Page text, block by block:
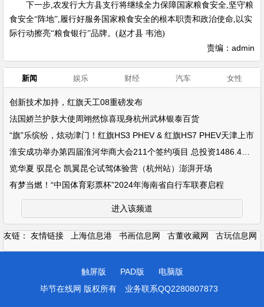
下一步,农发行大方县支行将继续全力保障国家粮食安全,坚守粮
食安全“阵地”,履行好服务国家粮食安全的根本职责和政治使命,以实
际行动擦亮“粮食银行”品牌。(赵才县 韦池)
责编：admin
新闻 娱乐 财经 汽车 女性
创新技术加持，红旗天工08重磅发布
法国娇兰护肤大使周翊然惊喜现身杭州武林银泰百货
“旗”乐缤纷，炫动津门！红旗HS3 PHEV & 红旗HS7 PHEV天津上市
览华夏 驭昆仑 凯翼昆仑试驾体验营（杭州站）澎湃开场
有梦当燃！“中国体育彩票杯”2024年海南省自行车联赛启程
进入该频道
友链： 友情链接 上海信息港 书画信息网 古董收藏网 古玩信息网
触屏版 PAD版
电脑版
毕节在线网 版权所有
业务联系QQ2280807873